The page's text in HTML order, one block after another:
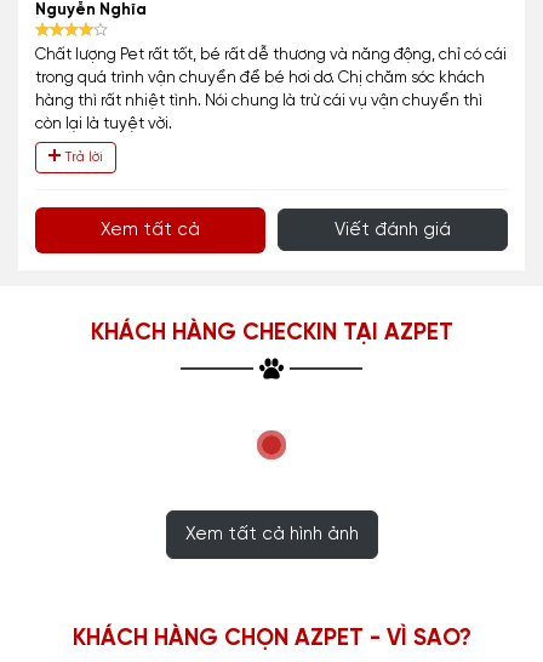
Nguyễn Nghĩa
Chất lượng Pet rất tốt, bé rất dễ thương và năng động, chỉ có cái
trong quá trình vận chuyển để bé hơi dơ. Chị chăm sóc khách
hàng thì rất nhiệt tình. Nói chung là trừ cái vụ vận chuyển thì
còn lại là tuyệt vời.
Trả lời
Xem tất cả Viết đánh giá
KHÁCH HÀNG CHECKIN TẠI AZPET
Xem tất cả hình ảnh
KHÁCH HÀNG CHỌN AZPET - VÌ SAO?